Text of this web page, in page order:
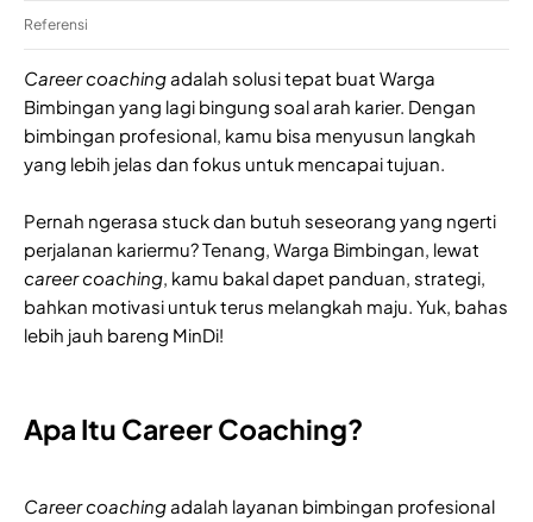
Referensi
Career coachingadalah solusi tepat buat Warga
Bimbingan yang lagi bingung soal arah karier. Dengan
bimbingan profesional, kamu bisa menyusun langkah
yang lebih jelas dan fokus untuk mencapai tujuan.
Pernah ngerasa stuck dan butuh seseorang yang ngerti
perjalanan kariermu? Tenang, Warga Bimbingan, lewat
career coaching, kamu bakal dapet panduan, strategi,
bahkan motivasi untuk terus melangkah maju. Yuk, bahas
lebih jauh bareng MinDi!
Apa Itu Career Coaching?
Career coachingadalah layanan bimbingan profesional